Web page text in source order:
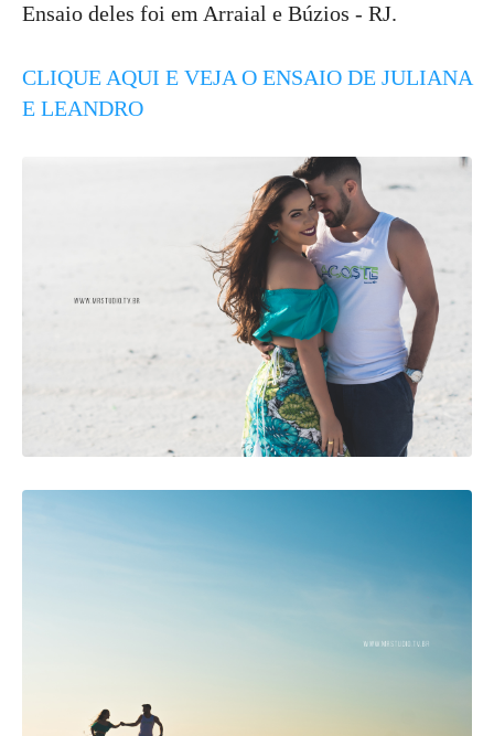
Ensaio deles foi em Arraial e Búzios - RJ.
CLIQUE AQUI E VEJA O ENSAIO DE JULIANA
E LEANDRO